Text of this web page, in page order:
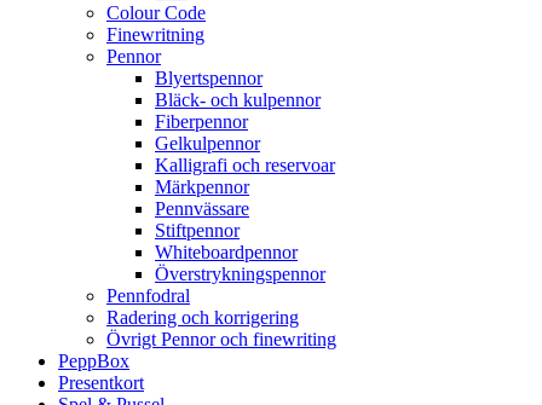
Colour Code
Finewritning
Pennor
Blyertspennor
Bläck- och kulpennor
Fiberpennor
Gelkulpennor
Kalligrafi och reservoar
Märkpennor
Pennvässare
Stiftpennor
Whiteboardpennor
Överstrykningspennor
Pennfodral
Radering och korrigering
Övrigt Pennor och finewriting
PeppBox
Presentkort